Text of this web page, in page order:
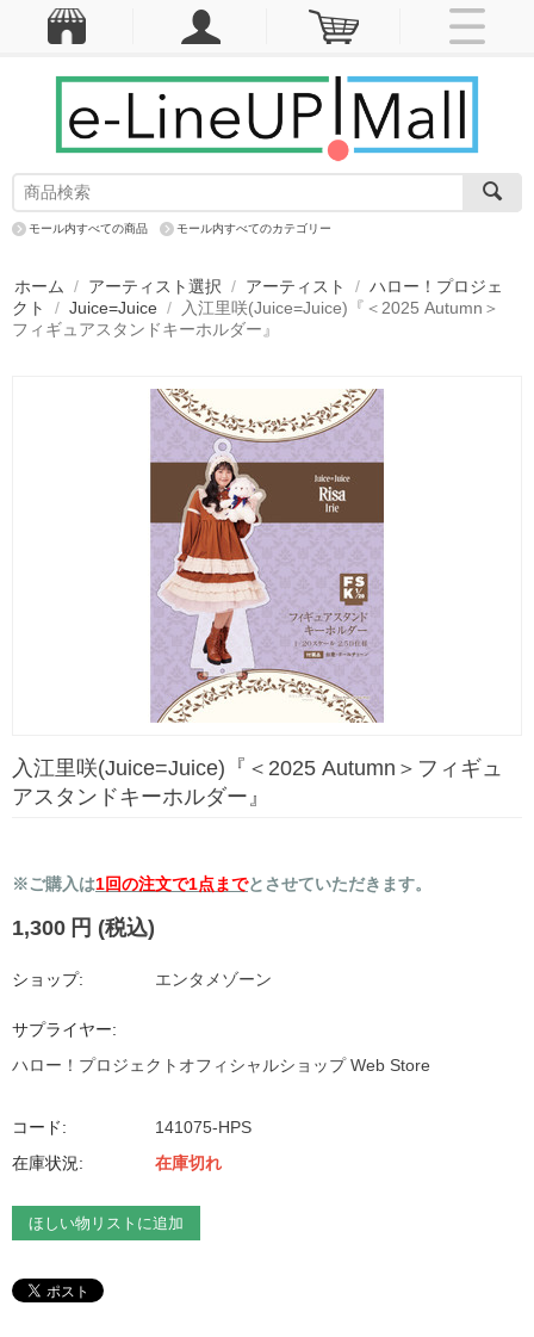
モール内すべての商品 モール内すべてのカテゴリー
ホーム / アーティスト選択 / アーティスト / ハロー！プロジェ
クト
/ Juice=Juice /
入江里咲(Juice=Juice)『＜2025 Autumn＞
フィギュアスタンドキーホルダー』
入江里咲(Juice=Juice)『＜2025 Autumn＞フィギュ
アスタンドキーホルダー』
※ご購入は1回の注文で1点までとさせていただきます。
1,300 円 (税込)
ショップ: エンタメゾーン
サプライヤー:
ハロー！プロジェクトオフィシャルショップ Web Store
コード:
141075-HPS
在庫状況:
在庫切れ
ほしい物リストに追加